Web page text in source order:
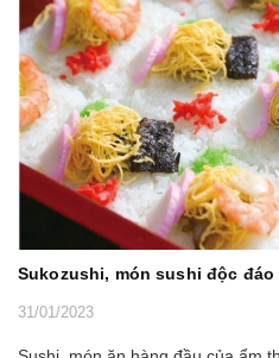
Sukozushi, món sushi độc
31/01/2023